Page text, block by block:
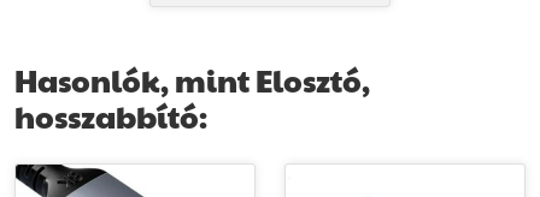
Hasonlók, mint Elosztó,
hosszabbító: